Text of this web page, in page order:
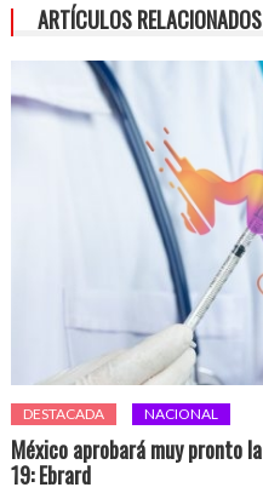
ARTÍCULOS RELACIONADOS
DESTACADA NACIONAL
México aprobará muy pronto
19: Ebrard